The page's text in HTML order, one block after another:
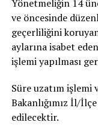
Yönetmeliğin 14
ve öncesinde
geçerliliğini
aylarına isabet
işlemi yapılması
Süre uzatım işlemi
Bakanlığımız İl/
edilecektir.